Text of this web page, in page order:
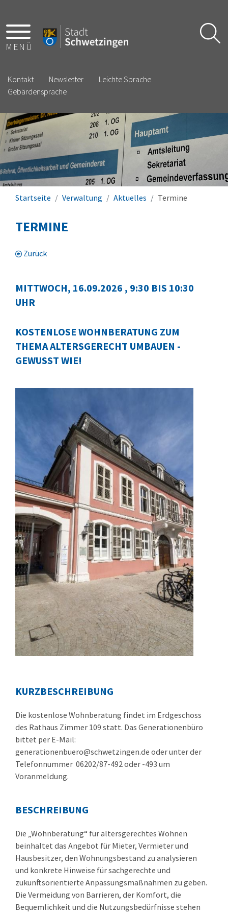
MENÜ
Kontakt Newsletter
Leichte Sprache
Gebärdensprache
Startseite Verwaltung Aktuelles Termine
TERMINE
Zurück
MITTWOCH, 16.09.2026 , 9:30 BIS 10:30
UHR
KOSTENLOSE WOHNBERATUNG ZUM
THEMA ALTERSGERECHT UMBAUEN -
GEWUSST WIE!
KURZBESCHREIBUNG
Die kostenlose Wohnberatung findet im Erdgeschoss
des Rathaus Zimmer 109 statt. Das Generationenbüro
bittet per E-Mail:
generationenbuero@schwetzingen.de oder unter der
Telefonnummer 06202/87-492 oder -493 um
Voranmeldung.
BESCHREIBUNG
Die „Wohnberatung“ für altersgerechtes Wohnen
beinhaltet das Angebot für Mieter, Vermieter und
Hausbesitzer, den Wohnungsbestand zu analysieren
und konkrete Hinweise für sachgerechte und
zukunftsorientierte Anpassungsmaßnahmen zu geben.
Die Vermeidung von Barrieren, der Komfort, die
Bequemlichkeit und die Nutzungsbedürfnisse stehen